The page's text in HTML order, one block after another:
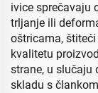
ivice sprečavaju
trljanje ili
oštricama,
kvalitetu
strane, u slučaju
skladu s